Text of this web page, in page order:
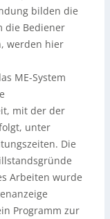
bilden die
die Bediener
werden hier
ME-System
mit der der
unter
Die
Arbeiten wurde
Programm zur